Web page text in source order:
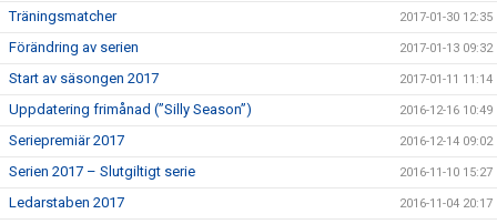
Träningsmatcher 2017-01-30 12:35
Förändring av serien 2017-01-13 09:32
Start av säsongen 2017 2017-01-11 11:14
Uppdatering frimånad (”Silly Season”) 2016-12-16 10:49
Seriepremiär 2017 2016-12-14 09:02
Serien 2017 – Slutgiltigt serie 2016-11-10 15:27
Ledarstaben 2017 2016-11-04 20:17